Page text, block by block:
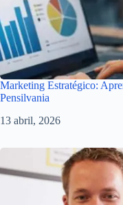
Marketing Estratégico:
Pensilvania
13 abril, 2026